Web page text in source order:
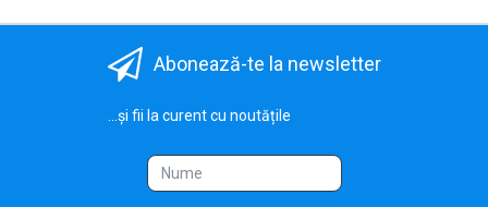
Abonează-te la newsletter
...și fii la curent cu noutățile